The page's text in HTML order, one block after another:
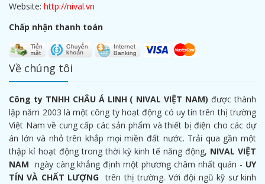
Website: http://nival.vn
Chấp nhận thanh toán
Về chúng tôi
Công ty TNHH CHÂU Á LINH ( NIVAL VIỆT NAM) được thành
lập năm 2003 là một công ty hoạt động có uy tín trên thị trường
Việt Nam về cung cấp các sản phẩm và thiết bị điện cho các dự
án lớn và nhỏ trên khắp mọi miền đất nước. Trải qua gần một
thập kỉ hoạt động trong thời kỳ kinh tế năng động, NIVAL VIỆT
NAM ngày càng khẳng định một phương châm nhất quán - UY
TÍN VÀ CHẤT LƯỢNG trên thị trường. Với đội ngũ kỹ sư kinh